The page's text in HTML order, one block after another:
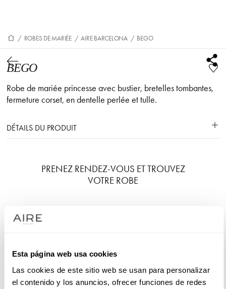
Esta página web usa cookies
Las cookies de este sitio web se usan para personalizar
el contenido y los anuncios, ofrecer funciones de redes
/ ROBES DE MARIÉE / AIRE BARCELONA / BEGO
BEGO
Robe de mariée princesse avec bustier, bretelles tombantes,
fermeture corset, en dentelle perlée et tulle.
DÉTAILS DU PRODUIT
PRENEZ RENDEZ-VOUS ET TROUVEZ
VOTRE ROBE